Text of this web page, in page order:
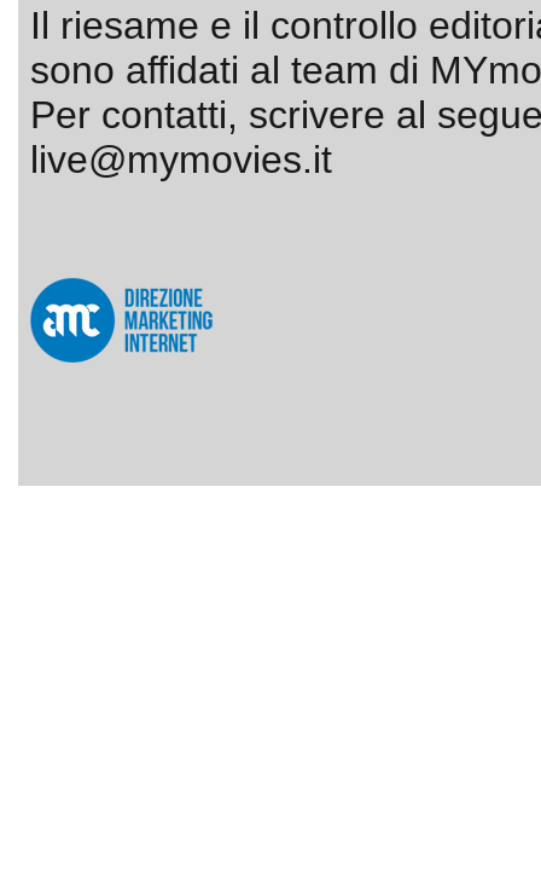
Il riesame e il controllo
sono affidati al team di
Per contatti, scrivere al
live@mymovies.it